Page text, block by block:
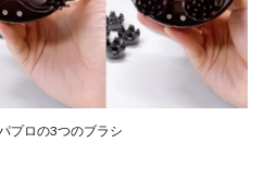
プロの3つのブラシ